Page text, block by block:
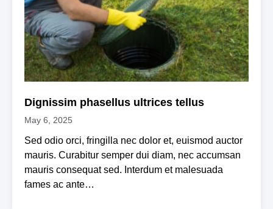
Dignissim phasellus ultrices tellus
May 6, 2025
Sed odio orci, fringilla nec dolor et, euismod auctor
mauris. Curabitur semper dui diam, nec accumsan
mauris consequat sed. Interdum et malesuada
fames ac ante…